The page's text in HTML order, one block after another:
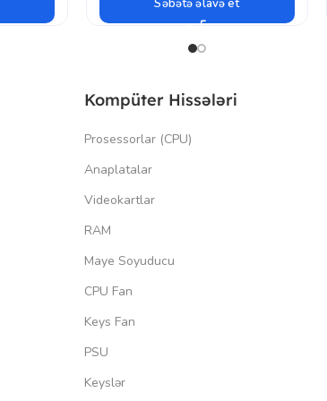
Səbətə əlavə et
Kompüter Hissələri
Prosessorlar (CPU)
Anaplatalar
Videokartlar
RAM
Maye Soyuducu
CPU Fan
Keys Fan
PSU
Keyslər